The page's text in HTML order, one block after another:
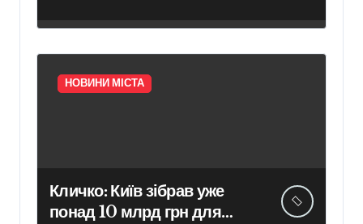
НОВИНИ МІСТА
Кличко: Київ зібрав уже
понад 10 млрд грн для